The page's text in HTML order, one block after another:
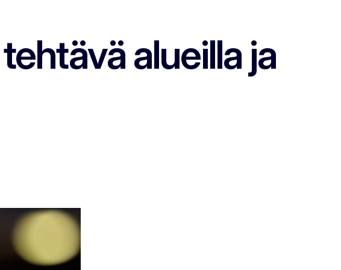
alueilla ja